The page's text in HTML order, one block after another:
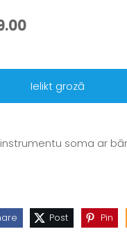
Ielikt grozā
soma ar
Post Pin